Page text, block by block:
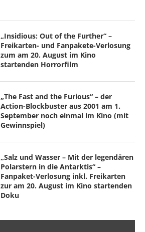
„Insidious: Out of the Further“ –
Freikarten- und Fanpakete-Verlosung
zum am 20. August im Kino
startenden Horrorfilm
„The Fast and the Furious“ – der
Action-Blockbuster aus 2001 am 1.
September noch einmal im Kino (mit
Gewinnspiel)
„Salz und Wasser – Mit der legendären
Polarstern in die Antarktis“ –
Fanpaket-Verlosung inkl. Freikarten
zur am 20. August im Kino startenden
Doku